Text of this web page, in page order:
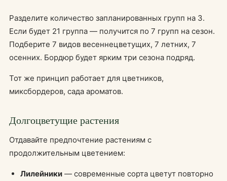
Разделите количество запланированных групп на 3.
Если будет 21 группа — получится по 7 групп на сезон.
Подберите 7 видов весеннецветущих, 7 летних, 7
осенних. Бордюр будет ярким три сезона подряд.
Тот же принцип работает для цветников,
миксбордеров, сада ароматов.
Долгоцветущие растения
Отдавайте предпочтение растениям с
продолжительным цветением:
Лилейники — современные сорта цветут повторно